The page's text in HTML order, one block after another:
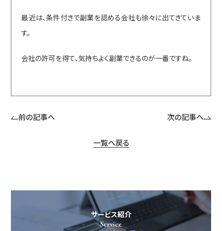
最近は、条件付きで副業を認める会社も徐々に出てきていま
す。
会社の許可を得て、気持ちよく副業できるのが一番ですね。
前の記事へ 次の記事へ
一覧へ戻る
サービス紹介
Service